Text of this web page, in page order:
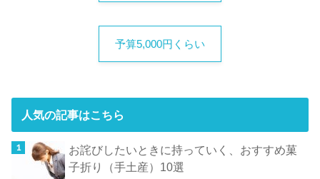
予算5,000円くらい
人気の記事はこちら
お詫びしたいときに持っていく、おすすめ菓
子折り（手土産）10選